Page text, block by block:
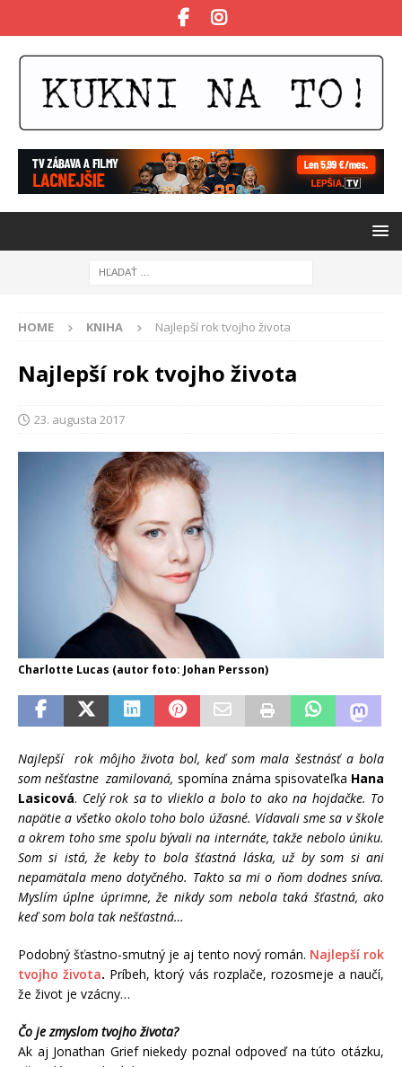
HOME KNIHA Najlepší rok tvojho života
Najlepší rok tvojho života
23. augusta 2017
Charlotte Lucas (autor foto: Johan Persson)
Najlepší rok môjho života bol, keď som mala šestnásť a bola
som nešťastne zamilovaná, spomína známa spisovateľka Hana
Lasicová. Celý rok sa to vlieklo a bolo to ako na hojdačke. To
napätie a všetko okolo toho bolo úžasné. Vídavali sme sa v škole
a okrem toho sme spolu bývali na internáte, takže nebolo úniku.
Som si istá, že keby to bola šťastná láska, už by som si ani
nepamätala meno dotyčného. Takto sa mi o ňom dodnes sníva.
Myslím úplne úprimne, že nikdy som nebola taká šťastná, ako
keď som bola tak nešťastná…
Podobný šťastno-smutný je aj tento nový román. Najlepší rok
tvojho života. Príbeh, ktorý vás rozplače, rozosmeje a naučí,
že život je vzácny…
Čo je zmyslom tvojho života?
Ak aj Jonathan Grief niekedy poznal odpoveď na túto otázku,